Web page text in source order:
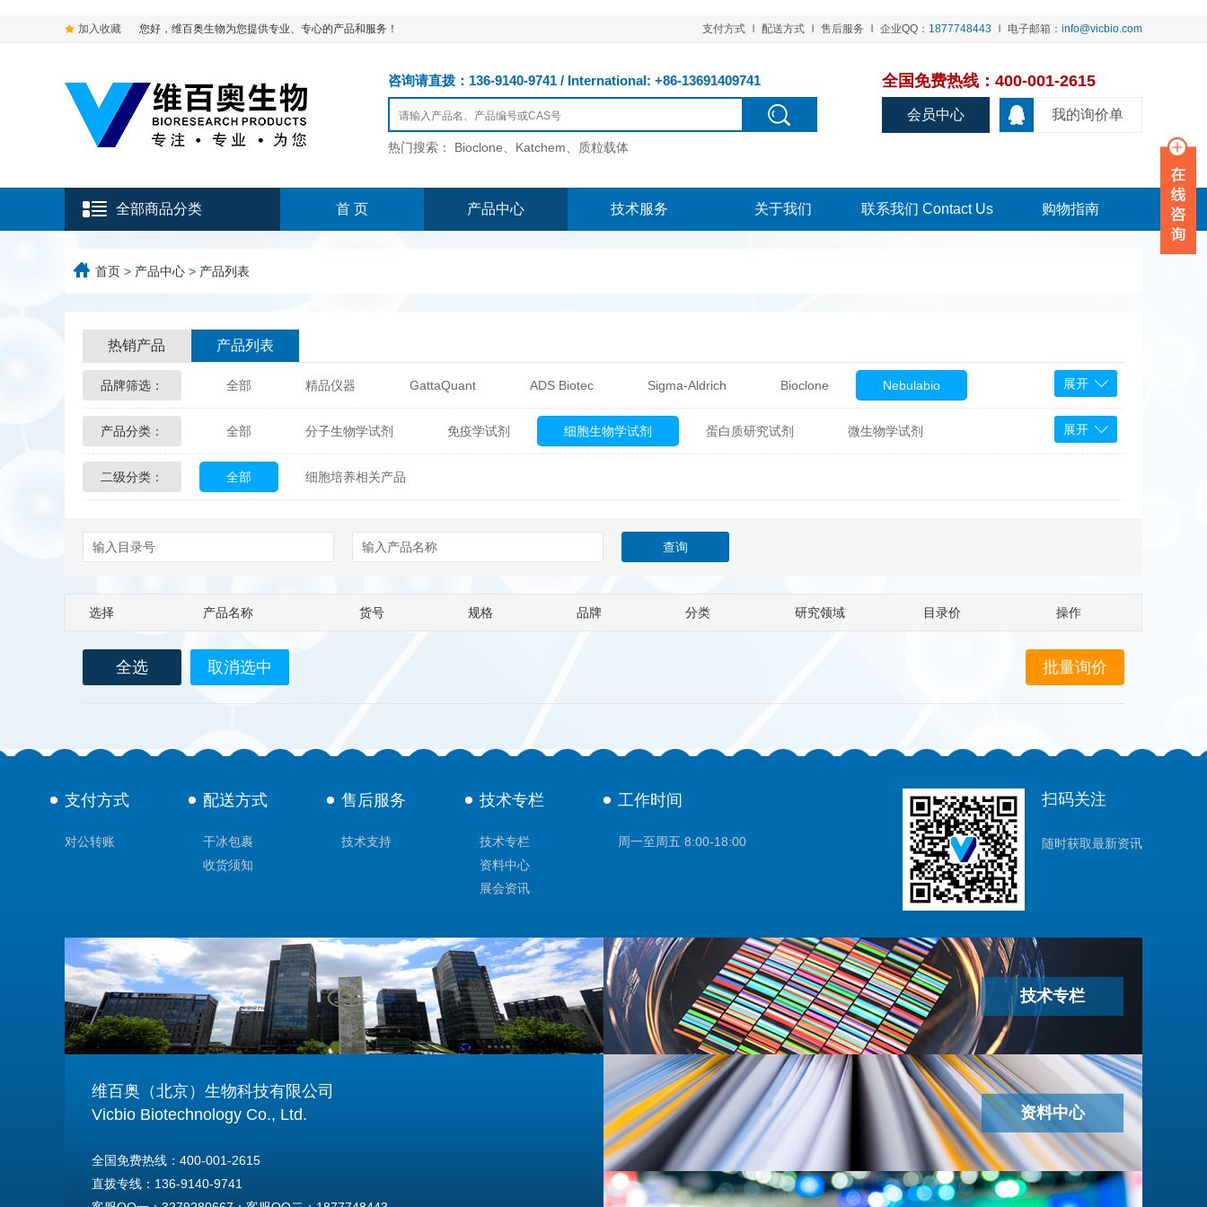
加入收藏 您好，维百奥生物为您提供专业、专心的产品和服务！ 支付方式 配送方式 售后服务 企业QQ： 1877748443 电子邮箱： info@vicbio.com
咨询请直拨：136-9140-9741 / International: +86-13691409741
热门搜索： Bioclone、Katchem、质粒载体
全国免费热线：400-001-2615
我的询价单
会员中心
全部商品分类 首 页 产品中心 技术服务 关于我们 联系我们 Contact Us 购物指南
首页 > 产品中心 > 产品列表
热销产品 产品列表
品牌筛选： 全部 精品仪器 GattaQuant ADS Biotec Sigma-Aldrich Bioclone Nebulabio
Glycon Biochem Sterlitech 热销产品 辰辉创聚生物® (Nebulabio) BPS Bioscience
Echelon Biosciences Verichem Laboratories
Biotez Berlin Diametra ChemPep Eagle Biosciences Cytodiagnostics
Berry & Associates
Abbexa AbD Serotec Abnova Active Motif
展开
产品分类： 全部 分子生物学试剂 免疫学试剂 细胞生物学试剂 蛋白质研究试剂 微生物学试剂
化学及生物化学试剂 材料学试剂
展开
二级分类： 全部 细胞培养相关产品
选择 产品名称 货号 规格 品牌 分类 研究领域 目录价 操作
全选 取消选中
支付方式
对公转账
配送方式
干冰包裹
收货须知
售后服务
技术支持
技术专栏
技术专栏
资料中心
展会资讯
工作时间
周一至周五 8:00-18:00
扫码关注
随时获取最新资讯
维百奥（北京）生物科技有限公司
Vicbio Biotechnology Co., Ltd.
全国免费热线：400-001-2615
直拨专线：136-9140-9741
技术专栏
资料中心